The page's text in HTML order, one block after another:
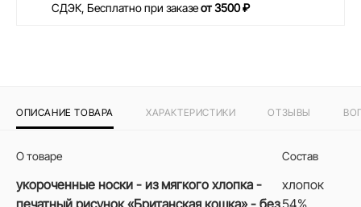
СДЭК, Бесплатно при заказеот 3500 ₽
ОПИСАНИЕ ТОВАРА ХАРАКТЕРИСТИКИ ОТЗЫВЫ
О товаре
укороченные носки - из мягкого хлопка -
печатный рисунок «Британская кошка» - без
Состав
хлопок
54%,